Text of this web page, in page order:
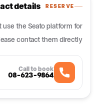
RESERVE
details
use the Seato platform for
contact them directly.
Call to book
08-623-9864